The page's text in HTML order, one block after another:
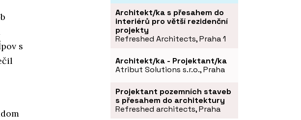
s
Architekt/ka s přesahem do
interiérů pro větší rezidenční
projekty
Refreshed Architects, Praha 1
Architekt/ka - Projektant/ka
Atribut Solutions s.r.o., Praha
Projektant pozemních staveb
s přesahem do architektury
Refreshed architects, Praha